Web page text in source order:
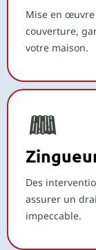
Mise en
couverture,
votre maison.
Des
assurer un
impeccable.